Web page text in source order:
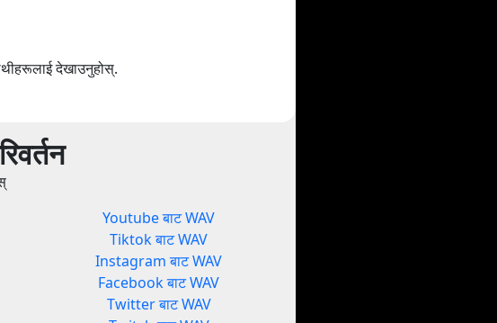
देखाउनुहोस्.
Youtube बाट WAV
Tiktok बाट WAV
Instagram बाट WAV
Facebook बाट WAV
Twitter बाट WAV